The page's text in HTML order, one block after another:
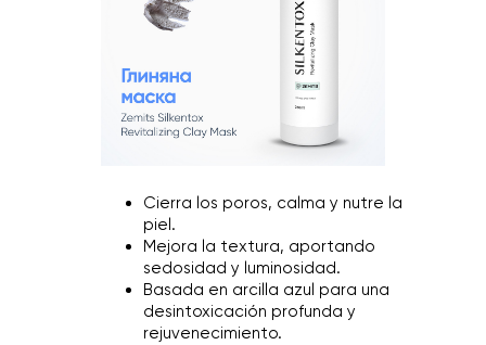
Cierra los poros, calma y nutre la
piel.
Mejora la textura, aportando
sedosidad y luminosidad.
Basada en arcilla azul para una
desintoxicación profunda y
rejuvenecimiento.